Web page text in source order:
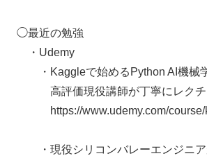
◯最近の勉強
・Udemy
・Kaggleで始めるPython AI機械学
高評価現役講師が丁寧にレクチ
https://www.udemy.com/course/
・現役シリコンバレーエンジニア